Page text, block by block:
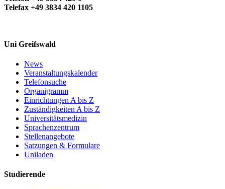
Telefax +49 3834 420 1105
Uni Greifswald
News
Veranstaltungskalender
Telefonsuche
Organigramm
Einrichtungen A bis Z
Zuständigkeiten A bis Z
Universitätsmedizin
Sprachenzentrum
Stellenangebote
Satzungen & Formulare
Uniladen
Studierende